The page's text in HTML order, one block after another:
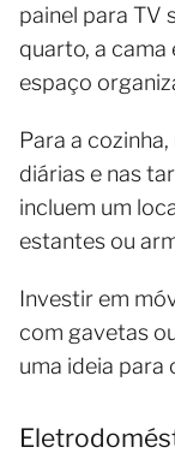
painel para TV
quarto, a
espaço
Para a
diárias e nas
incluem um
estantes ou
Investir em
com gavetas
uma ideia para